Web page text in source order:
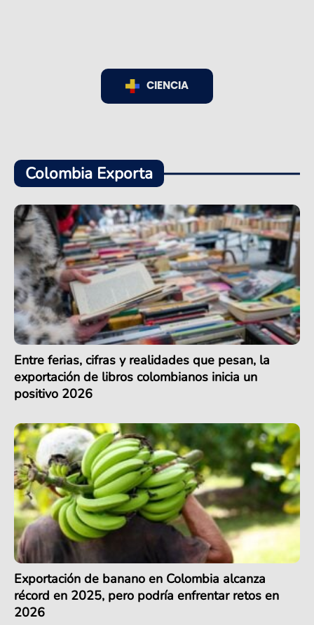
CIENCIA
Colombia Exporta
Entre ferias, cifras y realidades que pesan, la
exportación de libros colombianos inicia un
positivo 2026
Exportación de banano en Colombia alcanza
récord en 2025, pero podría enfrentar retos en
2026